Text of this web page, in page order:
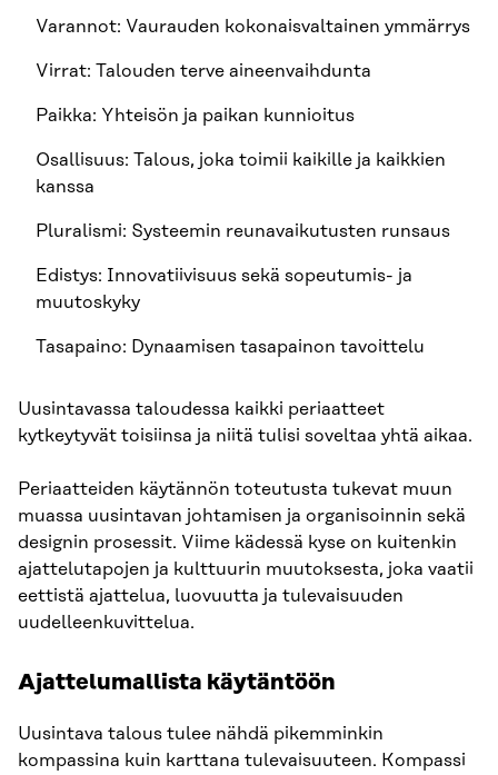
Varannot: Vaurauden kokonaisvaltainen ymmärrys
Virrat: Talouden terve aineenvaihdunta
Paikka: Yhteisön ja paikan kunnioitus
Osallisuus: Talous, joka toimii kaikille ja kaikkien
kanssa
Pluralismi: Systeemin reunavaikutusten runsaus
Edistys: Innovatiivisuus sekä sopeutumis- ja
muutoskyky
Tasapaino: Dynaamisen tasapainon tavoittelu
Uusintavassa taloudessa kaikki periaatteet
kytkeytyvät toisiinsa ja niitä tulisi soveltaa yhtä aikaa.
Periaatteiden käytännön toteutusta tukevat muun
muassa uusintavan johtamisen ja organisoinnin sekä
designin prosessit. Viime kädessä kyse on kuitenkin
ajattelutapojen ja kulttuurin muutoksesta, joka vaatii
eettistä ajattelua, luovuutta ja tulevaisuuden
uudelleenkuvittelua.
Ajattelumallista käytäntöön
Uusintava talous tulee nähdä pikemminkin
kompassina kuin karttana tulevaisuuteen. Kompassi